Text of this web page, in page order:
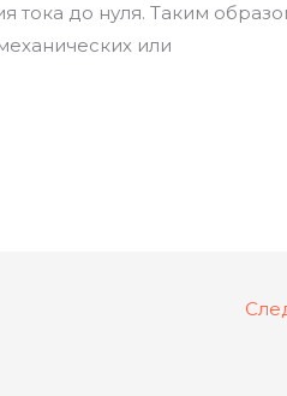
тока до нуля. Таким
или